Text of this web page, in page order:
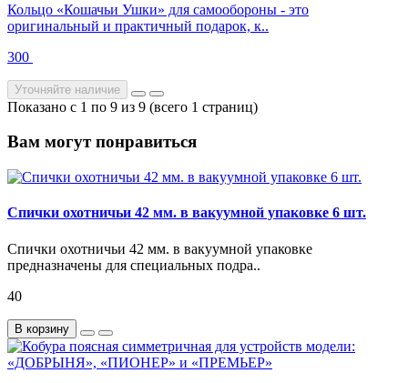
Кольцо «Кошачьи Ушки» для самообороны - это
оригинальный и практичный подарок, к..
300
Уточняйте наличие
Показано с 1 по 9 из 9 (всего 1 страниц)
Вам могут понравиться
Спички охотничьи 42 мм. в вакуумной упаковке 6 шт.
Спички охотничьи 42 мм. в вакуумной упаковке
предназначены для специальных подра..
40
В корзину